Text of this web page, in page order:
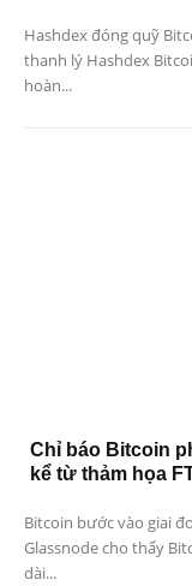
Hashdex đóng quỹ
thanh lý Hashdex
hoàn...
Chỉ báo Bitcoin
kể từ thảm họa
Bitcoin bước vào giai
Glassnode cho thấy
dài...